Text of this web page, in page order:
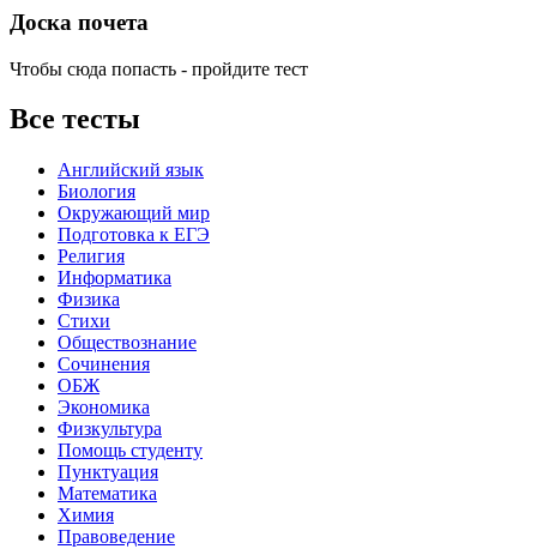
Доска почета
Чтобы сюда попасть - пройдите тест
Все тесты
Английский язык
Биология
Окружающий мир
Подготовка к ЕГЭ
Религия
Информатика
Физика
Стихи
Обществознание
Сочинения
ОБЖ
Экономика
Физкультура
Помощь студенту
Пунктуация
Математика
Химия
Правоведение